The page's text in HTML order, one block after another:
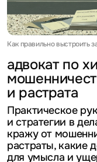
Как правильно выстроить
адвокат по
и растрата
Практическое
и стратегии в
кражу от
растраты, какие
для умысла и